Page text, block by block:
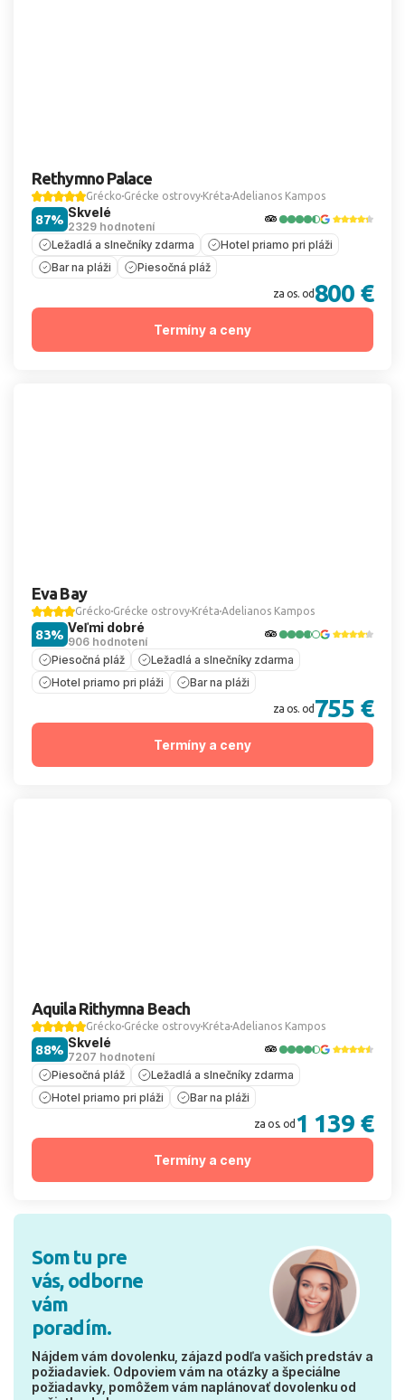
Rethymno Palace
Grécko Grécke ostrovy Kréta Adelianos Kampos
Skvelé
2329 hodnotení
87%
Ležadlá a slnečníky zdarma
Hotel priamo pri pláži
Bar na pláži
Piesočná pláž
za os. od 800 €
Termíny a ceny
Eva Bay
Grécko Grécke ostrovy Kréta Adelianos Kampos
Veľmi dobré
906 hodnotení
83%
Piesočná pláž
Ležadlá a slnečníky zdarma
Hotel priamo pri pláži
Bar na pláži
za os. od 755 €
Termíny a ceny
Aquila Rithymna Beach
Grécko Grécke ostrovy Kréta Adelianos Kampos
Skvelé
7207 hodnotení
88%
Piesočná pláž
Ležadlá a slnečníky zdarma
Hotel priamo pri pláži
Bar na pláži
za os. od 1 139 €
Termíny a ceny
Som tu pre
vás, odborne
vám
poradím.
Nájdem vám dovolenku, zájazd podľa vašich predstáv a
požiadaviek. Odpoviem vám na otázky a špeciálne
požiadavky, pomôžem vám naplánovať dovolenku od